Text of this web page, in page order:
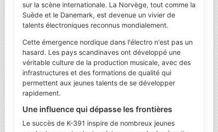
sur la scène internationale. La Norvège, tout comme la
Suède et le Danemark, est devenue un vivier de
talents électroniques reconnus mondialement.
Cette émergence nordique dans l'électro n'est pas un
hasard. Les pays scandinaves ont développé une
véritable culture de la production musicale, avec des
infrastructures et des formations de qualité qui
permettent aux jeunes talents de se développer
rapidement.
Une influence qui dépasse les frontières
Le succès de K-391 inspire de nombreux jeunes